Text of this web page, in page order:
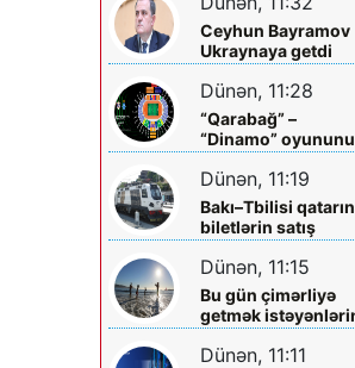
Ceyhun Bayramov
Ukraynaya getdi
Dünən, 11:28
“Qarabağ” –
“Dinamo”
biletləri satışa
çıxarılır
Dünən, 11:19
Bakı–Tbilisi
biletlərin satış
müddəti artırılır
Dünən, 11:15
Bu gün çimərliyə
getmək
diqqətinə!
Dünən, 11:11